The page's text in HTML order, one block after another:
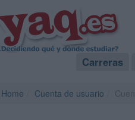
Carreras
Home Cuenta de usuario